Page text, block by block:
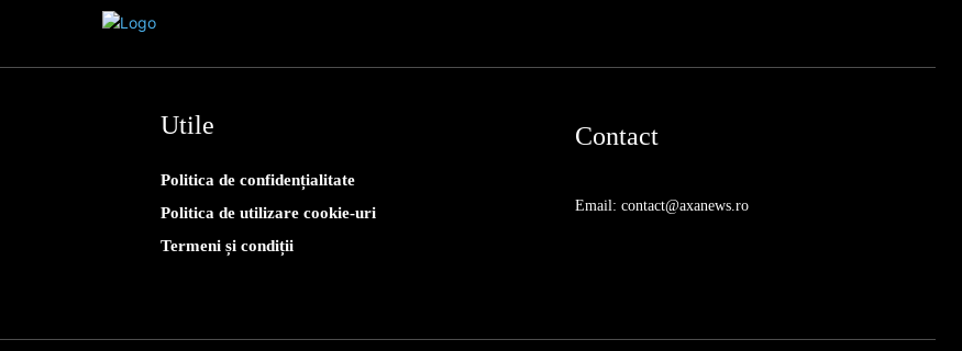
Utile
Politica de confidențialitate
Politica de utilizare cookie-uri
Termeni și condiții
Contact
Email: contact@axanews.ro